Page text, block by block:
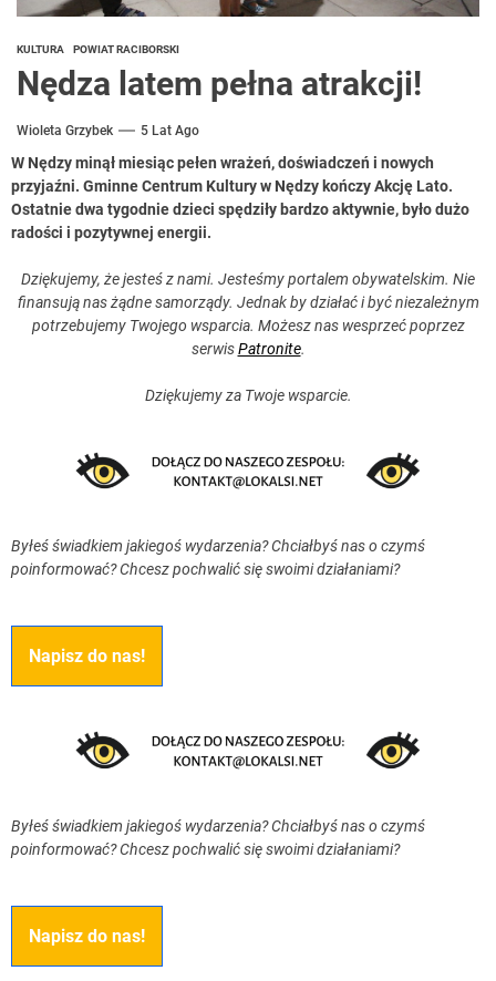
KULTURA POWIAT RACIBORSKI
Nędza latem pełna atrakcji!
Wioleta Grzybek 5 Lat Ago
W Nędzy minął miesiąc pełen wrażeń, doświadczeń i nowych
przyjaźni. Gminne Centrum Kultury w Nędzy kończy Akcję Lato.
Ostatnie dwa tygodnie dzieci spędziły bardzo aktywnie, było dużo
radości i pozytywnej energii.
Dziękujemy, że jesteś z nami. Jesteśmy portalem obywatelskim. Nie
finansują nas żądne samorządy. Jednak by działać i być niezależnym
potrzebujemy Twojego wsparcia. Możesz nas wesprzeć poprzez
serwisPatronite.
Dziękujemy za Twoje wsparcie.
Byłeś świadkiem jakiegoś wydarzenia? Chciałbyś nas o czymś
poinformować? Chcesz pochwalić się swoimi działaniami?
Napisz do nas!
Byłeś świadkiem jakiegoś wydarzenia? Chciałbyś nas o czymś
poinformować? Chcesz pochwalić się swoimi działaniami?
Napisz do nas!